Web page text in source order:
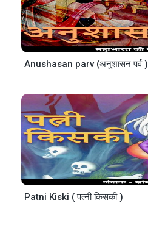
Anushasan parv (अनुशासन पर्व )
Patni Kiski ( पत्नी किसकी )